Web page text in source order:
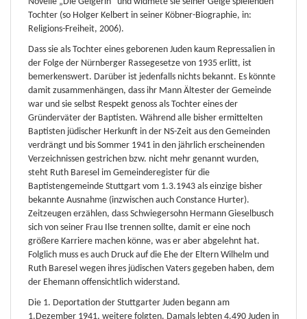
Tochter (so Holger Kelbert in seiner Köbner-Biographie, in:
Religions-Freiheit, 2006).
Dass sie als Tochter eines geborenen Juden kaum Repressalien in
der Folge der Nürnberger Rassegesetze von 1935 erlitt, ist
bemerkenswert. Darüber ist jedenfalls nichts bekannt. Es könnte
damit zusammenhängen, dass ihr Mann Ältester der Gemeinde
war und sie selbst Respekt genoss als Tochter eines der
Gründerväter der Baptisten. Während alle bisher ermittelten
Baptisten jüdischer Herkunft in der NS-Zeit aus den Gemeinden
verdrängt und bis Sommer 1941 in den jährlich erscheinenden
Verzeichnissen gestrichen bzw. nicht mehr genannt wurden,
steht Ruth Baresel im Gemeinderegister für die
Baptistengemeinde Stuttgart vom 1.3.1943 als einzige bisher
bekannte Ausnahme (inzwischen auch Constance Hurter).
Zeitzeugen erzählen, dass Schwiegersohn Hermann Gieselbusch
sich von seiner Frau Ilse trennen sollte, damit er eine noch
größere Karriere machen könne, was er aber abgelehnt hat.
Folglich muss es auch Druck auf die Ehe der Eltern Wilhelm und
Ruth Baresel wegen ihres jüdischen Vaters gegeben haben, dem
der Ehemann offensichtlich widerstand.
Die 1. Deportation der Stuttgarter Juden begann am
1.Dezember 1941, weitere folgten. Damals lebten 4.490 Juden in